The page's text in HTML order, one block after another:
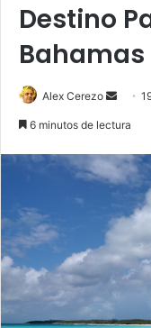
Destino
Bahamas
Alex Cerezo
Send
6 minutos de lectura